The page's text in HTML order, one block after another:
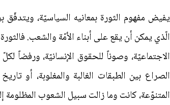
يفيض مفهوم الثورة بمعانيه السياسيّة،
الّذي يمكن أن يقع على أبناء الأمّة والشعب.
الاجتماعيّة، وصوناً للحقوق الإنسانيّة، ورفضاً
الصراع بين الطبقات الغالبة والمغلوبة، أو
المتنوّعة، كانت وما زالت سبيل الشعوب المظلومة